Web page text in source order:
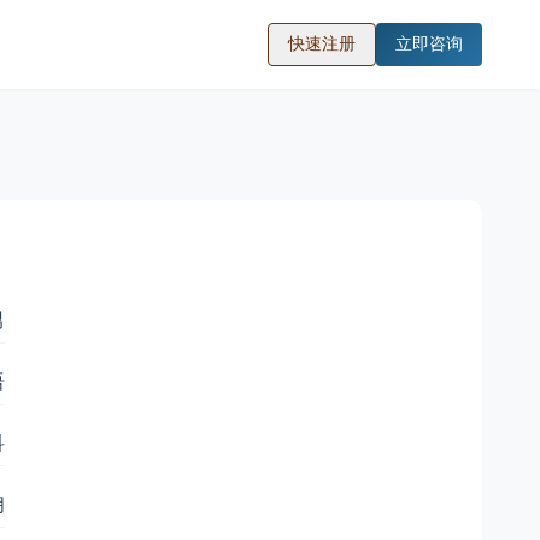
快速注册 立即咨询